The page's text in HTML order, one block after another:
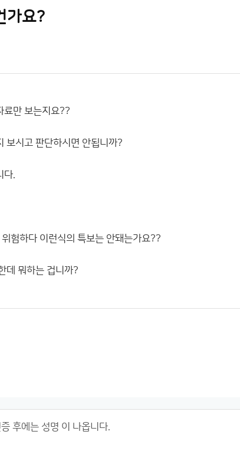
가요?
료만 보는지요??
보시고 판단하시면 안됩니까?
다.
험하다 이런식의 특보는 안돼는가요??
데 뭐하는 겁니까?